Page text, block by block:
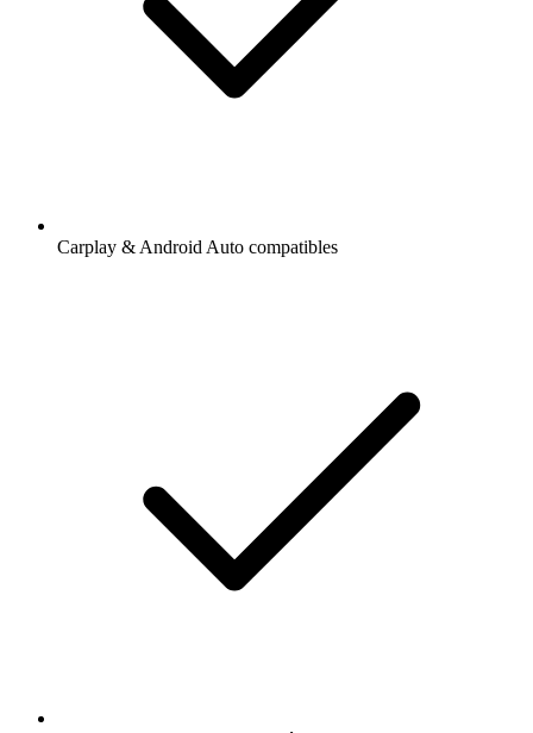
Carplay & Android Auto compatibles